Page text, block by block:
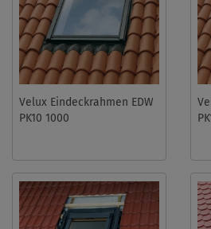
Velux Eindeckrahmen EDW
PK10 1000